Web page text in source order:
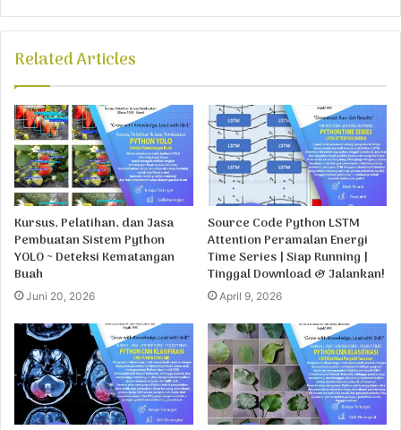
Related Articles
Kursus, Pelatihan, dan Jasa
Pembuatan Sistem Python
YOLO ~ Deteksi Kematangan
Buah
Juni 20, 2026
Source Code Python LSTM
Attention Peramalan Energi
Time Series | Siap Running |
Tinggal Download & Jalankan!
April 9, 2026